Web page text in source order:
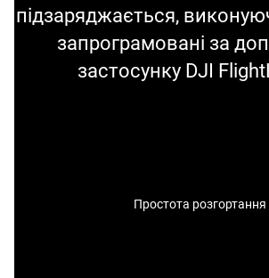
підзаряджається,
запрограмовані за
застосунку DJI
Простота розгортання